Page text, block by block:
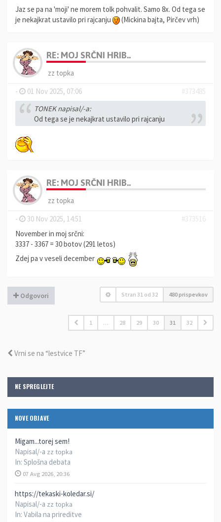
NE SPREGLEJTE
NOVE OBJAVE
Migam...torej sem!
Napisal/-a zz topka
In: Splošna debata
07 Avg 2026, 20:36
https://tekaski-koledar.si/
Napisal/-a zz topka
In: Vabila na prireditve
Jaz se pa na 'moji' ne morem tolk pohvalit. Samo 8x. Od tega se
je nekajkrat ustavilo pri rajcanju
(Mickina bajta, Pirčev vrh)
RE: MOJ SRČNI HRIB..
zz topka
-
01 Nov 2025, 07:06
#373485
TONEK napisal/-a:
Od tega se je nekajkrat ustavilo pri rajcanju
RE: MOJ SRČNI HRIB..
zz topka
-
30 Nov 2025, 14:51
#373516
November in moj srčni:
3337 - 3367 = 30 botov (291 letos)
Zdej pa v veseli december
Odgovori Stran 31 od 32 480 prispevkov
1 … 28 29 30 31 32
Vrni se na “lestvice TF”